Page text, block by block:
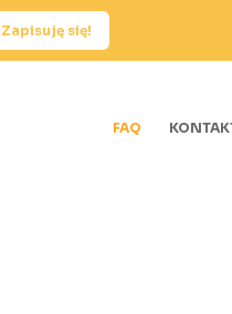
FAQ
Zapisuję się!